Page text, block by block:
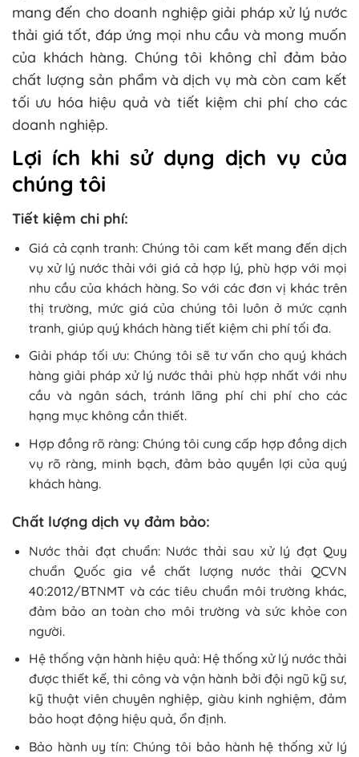
mang đến cho doanh nghiệp giải pháp xử lý nước
thải giá tốt, đáp ứng mọi nhu cầu và mong muốn
của khách hàng. Chúng tôi không chỉ đảm bảo
chất lượng sản phẩm và dịch vụ mà còn cam kết
tối ưu hóa hiệu quả và tiết kiệm chi phí cho các
doanh nghiệp.
Lợi ích khi sử dụng dịch vụ của
chúng tôi
Tiết kiệm chi phí:
Giá cả cạnh tranh: Chúng tôi cam kết mang đến dịch
vụ xử lý nước thải với giá cả hợp lý, phù hợp với mọi
nhu cầu của khách hàng. So với các đơn vị khác trên
thị trường, mức giá của chúng tôi luôn ở mức cạnh
tranh, giúp quý khách hàng tiết kiệm chi phí tối đa.
Giải pháp tối ưu: Chúng tôi sẽ tư vấn cho quý khách
hàng giải pháp xử lý nước thải phù hợp nhất với nhu
cầu và ngân sách, tránh lãng phí chi phí cho các
hạng mục không cần thiết.
Hợp đồng rõ ràng: Chúng tôi cung cấp hợp đồng dịch
vụ rõ ràng, minh bạch, đảm bảo quyền lợi của quý
khách hàng.
Chất lượng dịch vụ đảm bảo:
Nước thải đạt chuẩn: Nước thải sau xử lý đạt Quy
chuẩn Quốc gia về chất lượng nước thải QCVN
40:2012/BTNMT và các tiêu chuẩn môi trường khác,
đảm bảo an toàn cho môi trường và sức khỏe con
người.
Hệ thống vận hành hiệu quả: Hệ thống xử lý nước thải
được thiết kế, thi công và vận hành bởi đội ngũ kỹ sư,
kỹ thuật viên chuyên nghiệp, giàu kinh nghiệm, đảm
bảo hoạt động hiệu quả, ổn định.
Bảo hành uy tín: Chúng tôi bảo hành hệ thống xử lý